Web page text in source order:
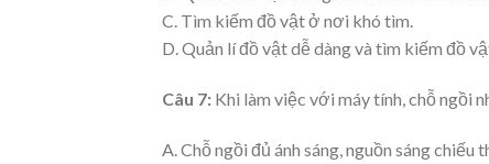
C. Tìm kiếm đồ vật ở nơi khó tìm.
D. Quản lí đồ vật dễ dàng và tìm kiếm đồ
Câu 7: Khi làm việc với máy tính, chỗ ngồi
A. Chỗ ngồi đủ ánh sáng, nguồn sáng chiếu